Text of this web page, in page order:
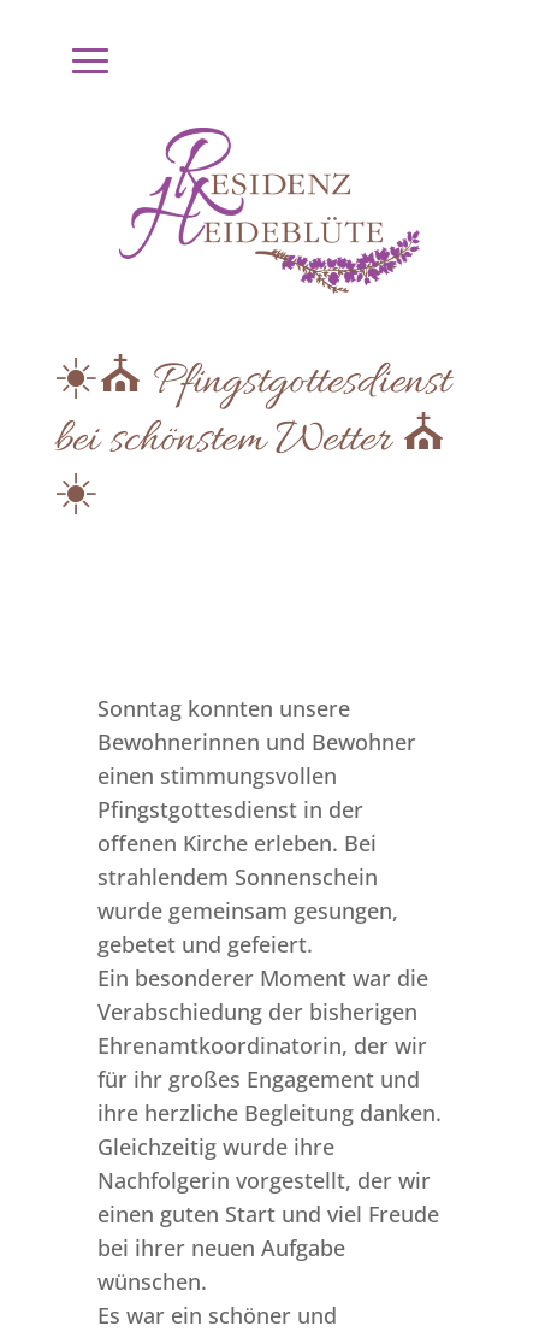
☀️⛪️ Pfingstgottesdienst
bei schönstem Wetter ⛪️
☀️
Sonntag konnten unsere
Bewohnerinnen und Bewohner
einen stimmungsvollen
Pfingstgottesdienst in der
offenen Kirche erleben. Bei
strahlendem Sonnenschein
wurde gemeinsam gesungen,
gebetet und gefeiert.
Ein besonderer Moment war die
Verabschiedung der bisherigen
Ehrenamtkoordinatorin, der wir
für ihr großes Engagement und
ihre herzliche Begleitung danken.
Gleichzeitig wurde ihre
Nachfolgerin vorgestellt, der wir
einen guten Start und viel Freude
bei ihrer neuen Aufgabe
wünschen.
Es war ein schöner und